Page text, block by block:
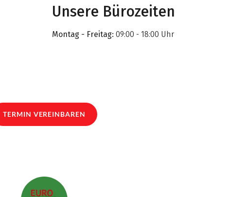
Unsere Bürozeiten
Montag - Freitag: 09:00 - 18:00 Uhr
TERMIN VEREINBAREN